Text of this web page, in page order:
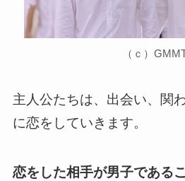
（ｃ）
主人公たちは、出会い、関
に恋をしていきます。
恋をした相手が男子である